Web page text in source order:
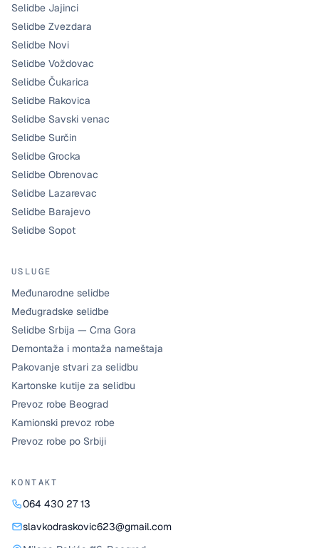
Selidbe Jajinci
Selidbe Zvezdara
Selidbe Novi
Selidbe Voždovac
Selidbe Čukarica
Selidbe Rakovica
Selidbe Savski venac
Selidbe Surčin
Selidbe Grocka
Selidbe Obrenovac
Selidbe Lazarevac
Selidbe Barajevo
Selidbe Sopot
USLUGE
Međunarodne selidbe
Međugradske selidbe
Selidbe Srbija — Crna Gora
Demontaža i montaža nameštaja
Pakovanje stvari za selidbu
Kartonske kutije za selidbu
Prevoz robe Beograd
Kamionski prevoz robe
Prevoz robe po Srbiji
KONTAKT
064 430 27 13
slavkodraskovic623@gmail.com